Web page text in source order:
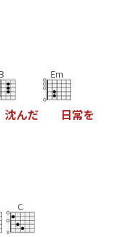
沈んだ
Em
日常を
C